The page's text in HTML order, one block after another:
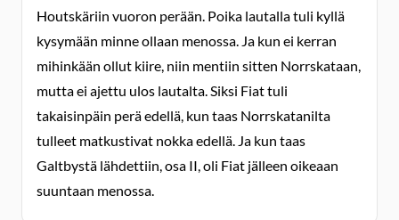
Houtskäriin vuoron perään. Poika lautalla tuli kyllä
kysymään minne ollaan menossa. Ja kun ei kerran
mihinkään ollut kiire, niin mentiin sitten Norrskataan,
mutta ei ajettu ulos lautalta. Siksi Fiat tuli
takaisinpäin perä edellä, kun taas Norrskatanilta
tulleet matkustivat nokka edellä. Ja kun taas
Galtbystä lähdettiin, osa II, oli Fiat jälleen oikeaan
suuntaan menossa.